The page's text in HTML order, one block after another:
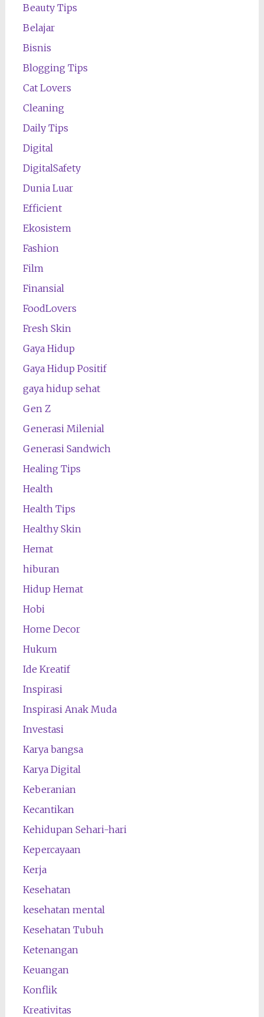
Beauty Tips
Belajar
Bisnis
Blogging Tips
Cat Lovers
Cleaning
Daily Tips
Digital
DigitalSafety
Dunia Luar
Efficient
Ekosistem
Fashion
Film
Finansial
FoodLovers
Fresh Skin
Gaya Hidup
Gaya Hidup Positif
gaya hidup sehat
Gen Z
Generasi Milenial
Generasi Sandwich
Healing Tips
Health
Health Tips
Healthy Skin
Hemat
hiburan
Hidup Hemat
Hobi
Home Decor
Hukum
Ide Kreatif
Inspirasi
Inspirasi Anak Muda
Investasi
Karya bangsa
Karya Digital
Keberanian
Kecantikan
Kehidupan Sehari-hari
Kepercayaan
Kerja
Kesehatan
kesehatan mental
Kesehatan Tubuh
Ketenangan
Keuangan
Konflik
Kreativitas